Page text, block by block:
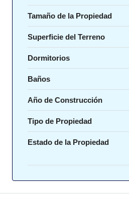
Tamaño de la Propiedad
Superficie del Terreno
Dormitorios
Baños
Año de Construcción
Tipo de Propiedad
Estado de la Propiedad